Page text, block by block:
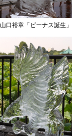
山口裕章「ビーナス誕生」